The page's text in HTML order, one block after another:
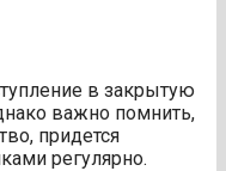
в закрытую
важно помнить,
придется
регулярно.